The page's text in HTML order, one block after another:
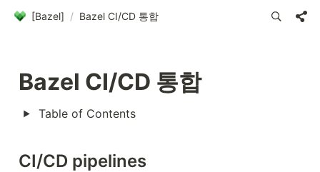
[Bazel] / Bazel CI/CD 통합
Bazel CI/CD 통합
Table of Contents
CI/CD pipelines